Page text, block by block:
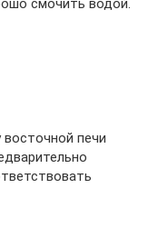
смочить водой.
печи